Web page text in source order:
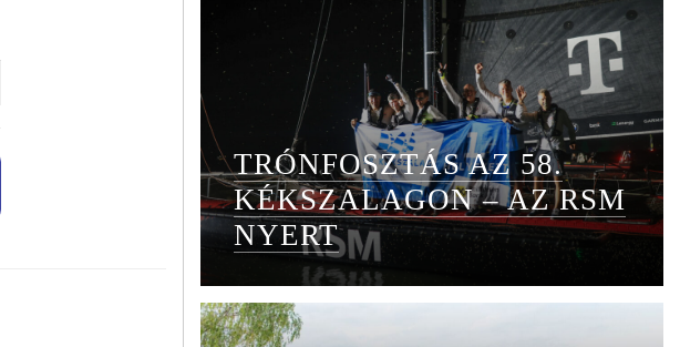
TRÓNFOSZTÁS AZ 58.
KÉKSZALAGON – AZ RSM
NYERT